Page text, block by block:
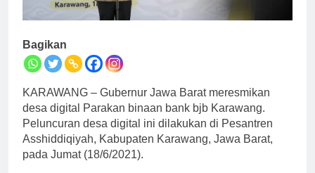
Bagikan
KARAWANG – Gubernur Jawa Barat meresmikan
desa digital Parakan binaan bank bjb Karawang.
Peluncuran desa digital ini dilakukan di Pesantren
Asshiddiqiyah, Kabupaten Karawang, Jawa Barat,
pada Jumat (18/6/2021).